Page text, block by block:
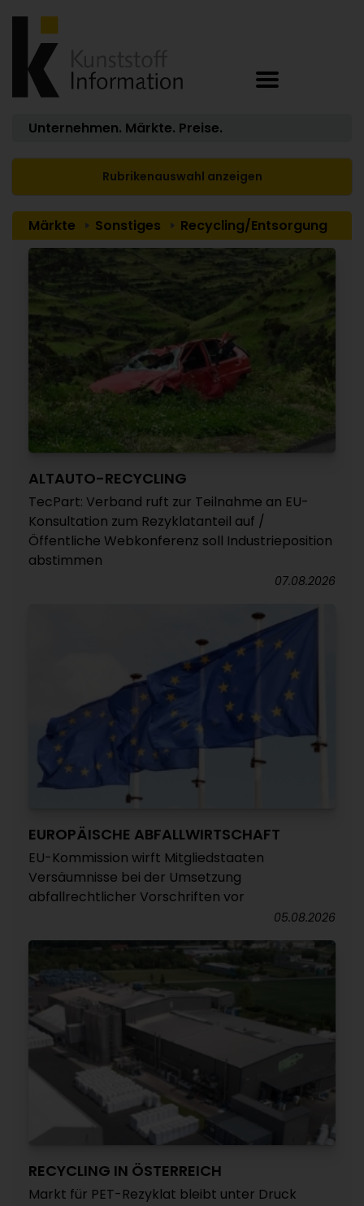
Unternehmen. Märkte. Preise.
Rubrikenauswahl anzeigen
Märkte Sonstiges Recycling/Entsorgung
ALTAUTO-RECYCLING
TecPart: Verband ruft zur Teilnahme an EU-
Konsultation zum Rezyklatanteil auf /
Öffentliche Webkonferenz soll Industrieposition
abstimmen
07.08.2026
EUROPÄISCHE ABFALLWIRTSCHAFT
EU-Kommission wirft Mitgliedstaaten
Versäumnisse bei der Umsetzung
abfallrechtlicher Vorschriften vor
05.08.2026
RECYCLING IN ÖSTERREICH
Markt für PET-Rezyklat bleibt unter Druck